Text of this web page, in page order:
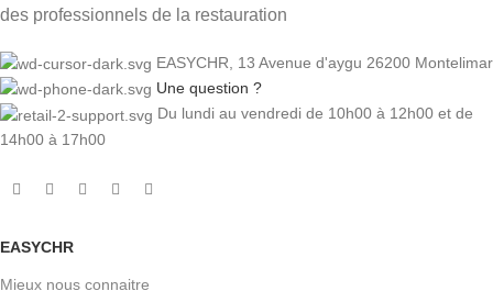
des professionnels de la restauration
EASYCHR, 13 Avenue d'aygu 26200 Montelimar
Une question ?
Du lundi au vendredi de 10h00 à 12h00 et de
14h00 à 17h00
EASYCHR
Mieux nous connaitre